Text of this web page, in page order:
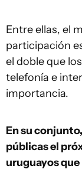
Entre ellas, el
participación
el doble que
telefonía e
importancia.
En su
públicas el
uruguayos que